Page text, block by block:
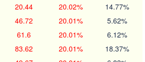
20.44 20.02% 14.77%
46.72 20.01% 5.62%
61.6 20.01% 6.12%
83.62 20.01% 18.37%